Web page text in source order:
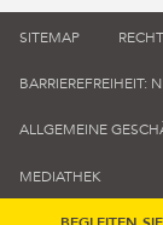
SITEMAP
BARRIEREFREIHEIT:
ALLGEMEINE
MEDIATHEK